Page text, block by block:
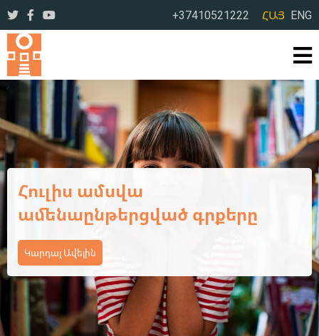
+37410521222 ՀԱՅ ENG
Ամառային օրեր՝ լի
ընթերցանությամբ ու
բացահայտումներով
Կարդալ Ավելին